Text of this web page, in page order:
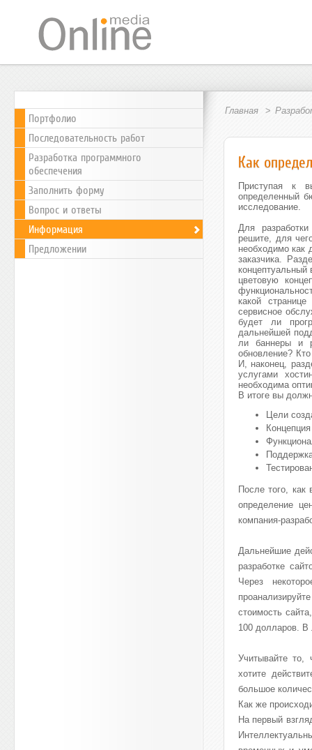
Главная
Как
Приступая к
определенный
исследование.
Для
решите, для
необходимо как
заказчика.
цветовую
какой
сервисное
будет ли
дальнейшей
ли баннеры и
обновление?
И, наконец,
услугами
необходима
В итоге вы
Цели
После того, как
определение
компания-
Дальнейшие
разработке
Через
стоимость
100 долларов. В
Учитывайте то,
хотите
большое
Как же
На первый
Портфолио
Последовательность работ
Разработка программного
обеспечения
Заполнить форму
Вопрос и ответы
Информация
Предложении